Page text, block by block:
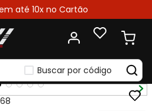
até 10x no Cartão
Buscar por código